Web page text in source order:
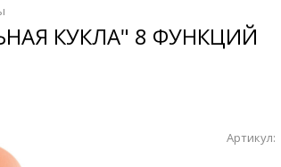
КУКЛА" 8 ФУНКЦИЙ
Артикул: